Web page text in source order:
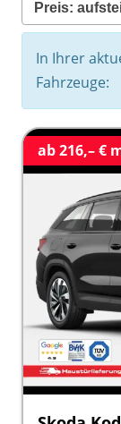
In Ihrer
Fahrzeuge:
ab 216,– €